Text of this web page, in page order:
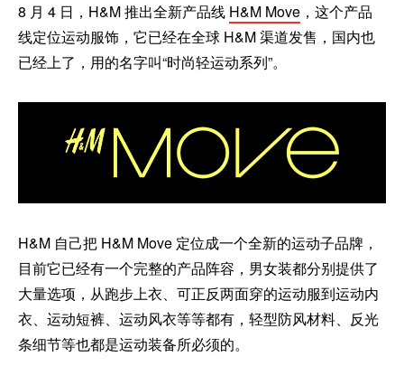
8 月 4 日，H&M 推出全新产品线 H&M Move ，这个产品
线定位运动服饰，它已经在全球 H&M 渠道发售，国内也
已经上了，用的名字叫“时尚轻运动系列”。
H&M 自己把 H&M Move 定位成一个全新的运动子品牌，
目前它已经有一个完整的产品阵容，男女装都分别提供了
大量选项，从跑步上衣、可正反两面穿的运动服到运动内
衣、运动短裤、运动风衣等等都有，轻型防风材料、反光
条细节等也都是运动装备所必须的。